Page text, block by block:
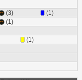
(3)
(1)
(1)
(1)